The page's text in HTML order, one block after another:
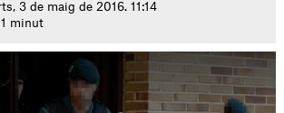
3 de maig de 2016. 11:14
1 minut